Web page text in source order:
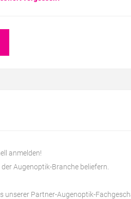
anmelden!
Augenoptik-Branche beliefern.
unserer Partner-Augenoptik-